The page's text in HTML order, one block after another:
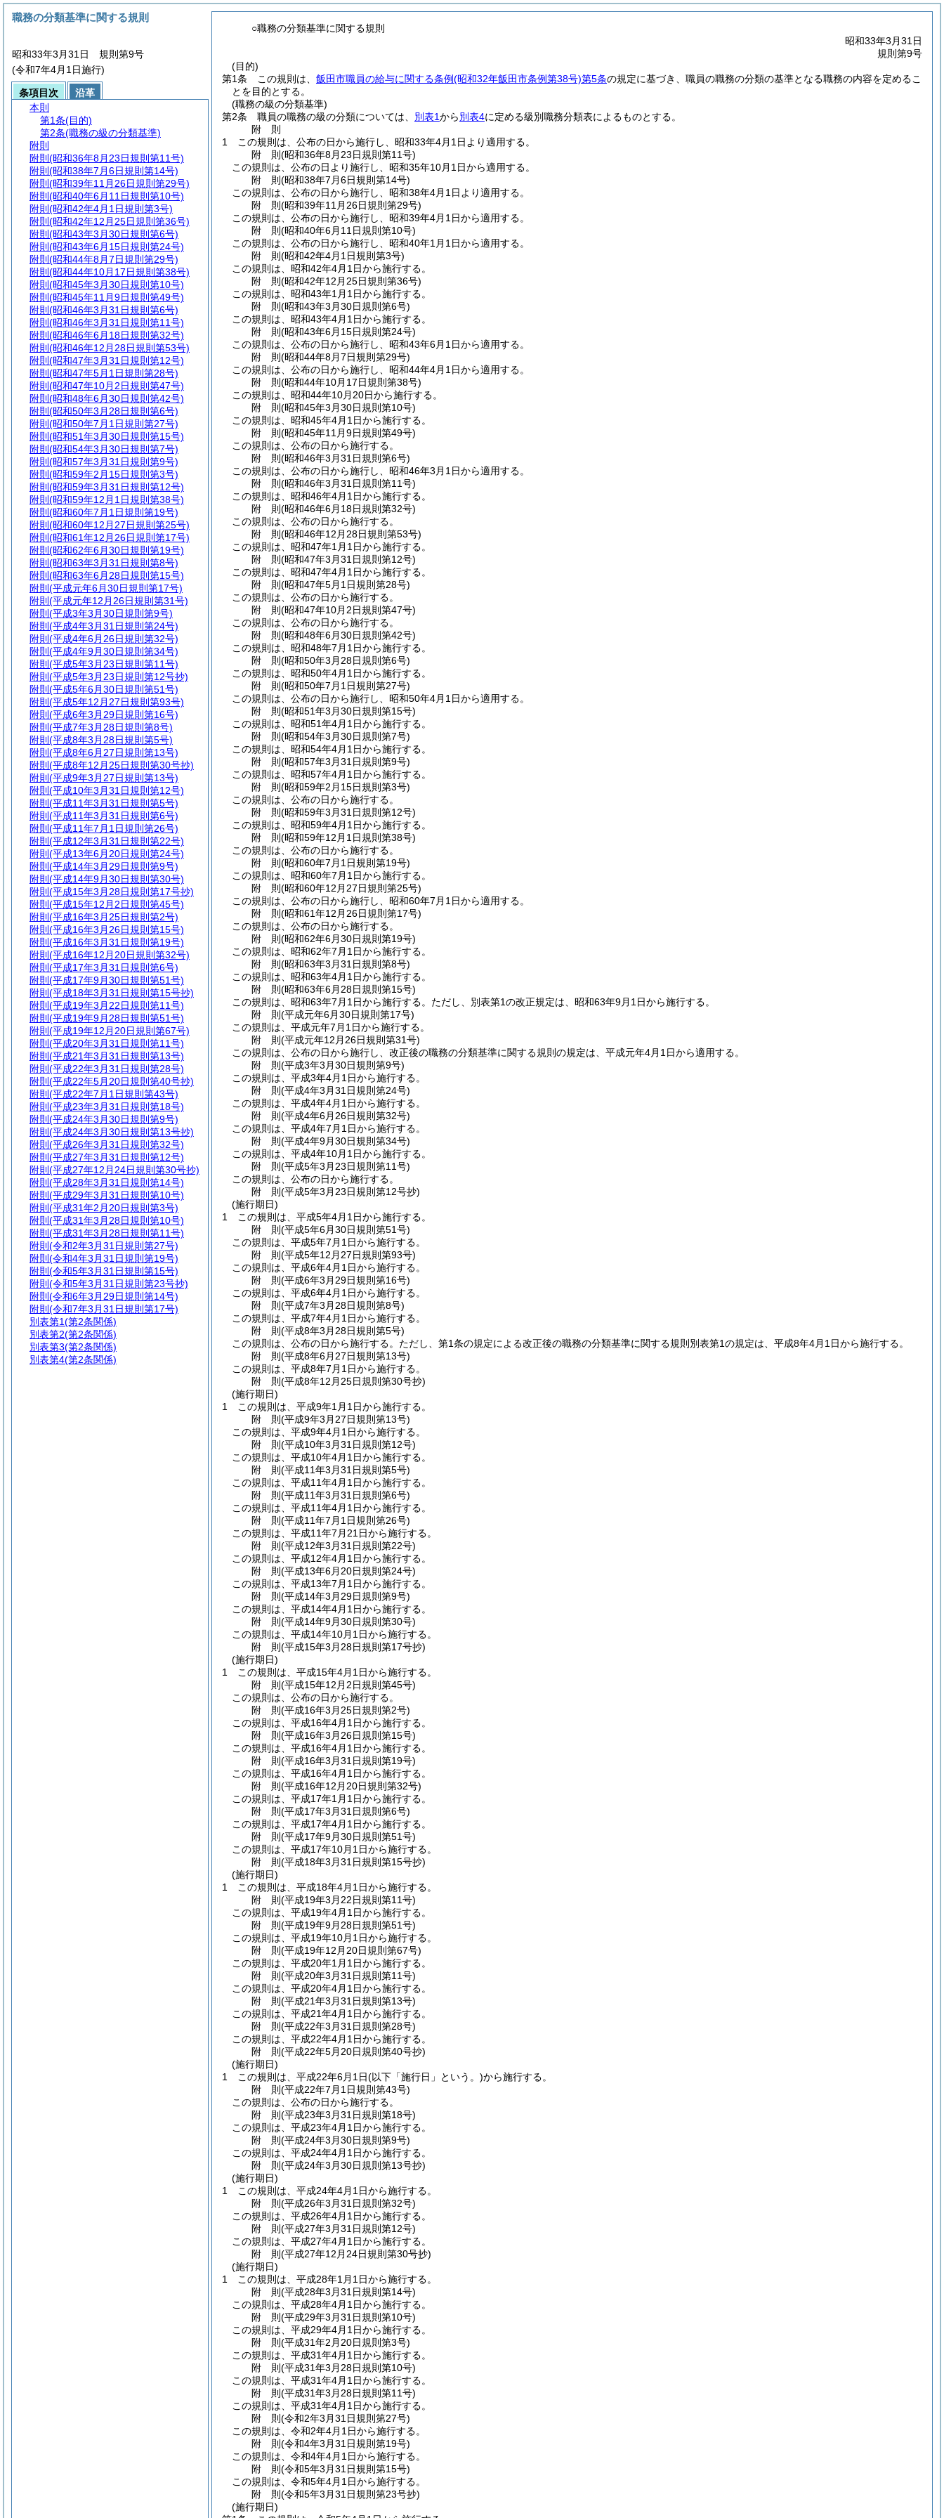
○職務の分類基準に関する規則
昭和33年3月31日
規則第9号
(目的)
第1条
この規則は、 飯田市職員の給与に関する条例(昭和32年飯田市条例第38号)第5条の規定に基づき、職員の職務の分類の基準となる職務の内容を定めるこ
とを目的とする。
(職務の級の分類基準)
第2条
職員の職務の級の分類については、 別表1から別表4に定める級別職務分類表によるものとする。
附 則
1
この規則は、公布の日から施行し、昭和33年4月1日より適用する。
附 則(昭和36年8月23日規則第11号)
この規則は、公布の日より施行し、昭和35年10月1日から適用する。
附 則(昭和38年7月6日規則第14号)
この規則は、公布の日から施行し、昭和38年4月1日より適用する。
附 則(昭和39年11月26日規則第29号)
この規則は、公布の日から施行し、昭和39年4月1日から適用する。
附 則(昭和40年6月11日規則第10号)
この規則は、公布の日から施行し、昭和40年1月1日から適用する。
附 則(昭和42年4月1日規則第3号)
この規則は、昭和42年4月1日から施行する。
附 則(昭和42年12月25日規則第36号)
この規則は、昭和43年1月1日から施行する。
附 則(昭和43年3月30日規則第6号)
この規則は、昭和43年4月1日から施行する。
附 則(昭和43年6月15日規則第24号)
この規則は、公布の日から施行し、昭和43年6月1日から適用する。
附 則(昭和44年8月7日規則第29号)
この規則は、公布の日から施行し、昭和44年4月1日から適用する。
附 則(昭和44年10月17日規則第38号)
この規則は、昭和44年10月20日から施行する。
附 則(昭和45年3月30日規則第10号)
この規則は、昭和45年4月1日から施行する。
附 則(昭和45年11月9日規則第49号)
この規則は、公布の日から施行する。
附 則(昭和46年3月31日規則第6号)
この規則は、公布の日から施行し、昭和46年3月1日から適用する。
附 則(昭和46年3月31日規則第11号)
この規則は、昭和46年4月1日から施行する。
附 則(昭和46年6月18日規則第32号)
この規則は、公布の日から施行する。
附 則(昭和46年12月28日規則第53号)
この規則は、昭和47年1月1日から施行する。
附 則(昭和47年3月31日規則第12号)
この規則は、昭和47年4月1日から施行する。
附 則(昭和47年5月1日規則第28号)
この規則は、公布の日から施行する。
附 則(昭和47年10月2日規則第47号)
この規則は、公布の日から施行する。
附 則(昭和48年6月30日規則第42号)
この規則は、昭和48年7月1日から施行する。
附 則(昭和50年3月28日規則第6号)
この規則は、昭和50年4月1日から施行する。
附 則(昭和50年7月1日規則第27号)
この規則は、公布の日から施行し、昭和50年4月1日から適用する。
附 則(昭和51年3月30日規則第15号)
この規則は、昭和51年4月1日から施行する。
附 則(昭和54年3月30日規則第7号)
この規則は、昭和54年4月1日から施行する。
附 則(昭和57年3月31日規則第9号)
この規則は、昭和57年4月1日から施行する。
附 則(昭和59年2月15日規則第3号)
この規則は、公布の日から施行する。
附 則(昭和59年3月31日規則第12号)
この規則は、昭和59年4月1日から施行する。
附 則(昭和59年12月1日規則第38号)
この規則は、公布の日から施行する。
附 則(昭和60年7月1日規則第19号)
この規則は、昭和60年7月1日から施行する。
附 則(昭和60年12月27日規則第25号)
この規則は、公布の日から施行し、昭和60年7月1日から適用する。
附 則(昭和61年12月26日規則第17号)
この規則は、公布の日から施行する。
附 則(昭和62年6月30日規則第19号)
この規則は、昭和62年7月1日から施行する。
附 則(昭和63年3月31日規則第8号)
この規則は、昭和63年4月1日から施行する。
附 則(昭和63年6月28日規則第15号)
この規則は、昭和63年7月1日から施行する。 ただし、別表第1の改正規定は、昭和63年9月1日から施行する。
附 則(平成元年6月30日規則第17号)
この規則は、平成元年7月1日から施行する。
附 則(平成元年12月26日規則第31号)
この規則は、公布の日から施行し、改正後の職務の分類基準に関する規則の規定は、平成元年4月1日から適用する。
附 則(平成3年3月30日規則第9号)
この規則は、平成3年4月1日から施行する。
附 則(平成4年3月31日規則第24号)
この規則は、平成4年4月1日から施行する。
附 則(平成4年6月26日規則第32号)
この規則は、平成4年7月1日から施行する。
附 則(平成4年9月30日規則第34号)
この規則は、平成4年10月1日から施行する。
附 則(平成5年3月23日規則第11号)
この規則は、公布の日から施行する。
附 則(平成5年3月23日規則第12号抄)
(施行期日)
1
この規則は、平成5年4月1日から施行する。
附 則(平成5年6月30日規則第51号)
この規則は、平成5年7月1日から施行する。
附 則(平成5年12月27日規則第93号)
この規則は、平成6年4月1日から施行する。
附 則(平成6年3月29日規則第16号)
この規則は、平成6年4月1日から施行する。
附 則(平成7年3月28日規則第8号)
この規則は、平成7年4月1日から施行する。
附 則(平成8年3月28日規則第5号)
この規則は、公布の日から施行する。 ただし、第1条の規定による改正後の職務の分類基準に関する規則別表第1の規定は、平成8年4月1日から施行する。
附 則(平成8年6月27日規則第13号)
この規則は、平成8年7月1日から施行する。
附 則(平成8年12月25日規則第30号抄)
(施行期日)
1
この規則は、平成9年1月1日から施行する。
附 則(平成9年3月27日規則第13号)
この規則は、平成9年4月1日から施行する。
附 則(平成10年3月31日規則第12号)
この規則は、平成10年4月1日から施行する。
附 則(平成11年3月31日規則第5号)
この規則は、平成11年4月1日から施行する。
附 則(平成11年3月31日規則第6号)
この規則は、平成11年4月1日から施行する。
附 則(平成11年7月1日規則第26号)
この規則は、平成11年7月21日から施行する。
附 則(平成12年3月31日規則第22号)
この規則は、平成12年4月1日から施行する。
附 則(平成13年6月20日規則第24号)
この規則は、平成13年7月1日から施行する。
附 則(平成14年3月29日規則第9号)
この規則は、平成14年4月1日から施行する。
附 則(平成14年9月30日規則第30号)
この規則は、平成14年10月1日から施行する。
附 則(平成15年3月28日規則第17号抄)
(施行期日)
1
この規則は、平成15年4月1日から施行する。
附 則(平成15年12月2日規則第45号)
この規則は、公布の日から施行する。
附 則(平成16年3月25日規則第2号)
この規則は、平成16年4月1日から施行する。
附 則(平成16年3月26日規則第15号)
この規則は、平成16年4月1日から施行する。
附 則(平成16年3月31日規則第19号)
この規則は、平成16年4月1日から施行する。
附 則(平成16年12月20日規則第32号)
この規則は、平成17年1月1日から施行する。
附 則(平成17年3月31日規則第6号)
この規則は、平成17年4月1日から施行する。
附 則(平成17年9月30日規則第51号)
この規則は、平成17年10月1日から施行する。
附 則(平成18年3月31日規則第15号抄)
(施行期日)
1
この規則は、平成18年4月1日から施行する。
附 則(平成19年3月22日規則第11号)
この規則は、平成19年4月1日から施行する。
附 則(平成19年9月28日規則第51号)
この規則は、平成19年10月1日から施行する。
附 則(平成19年12月20日規則第67号)
この規則は、平成20年1月1日から施行する。
附 則(平成20年3月31日規則第11号)
この規則は、平成20年4月1日から施行する。
附 則(平成21年3月31日規則第13号)
この規則は、平成21年4月1日から施行する。
附 則(平成22年3月31日規則第28号)
この規則は、平成22年4月1日から施行する。
附 則(平成22年5月20日規則第40号抄)
(施行期日)
1
この規則は、平成22年6月1日(以下「施行日」という。)から施行する。
附 則(平成22年7月1日規則第43号)
この規則は、公布の日から施行する。
附 則(平成23年3月31日規則第18号)
この規則は、平成23年4月1日から施行する。
附 則(平成24年3月30日規則第9号)
この規則は、平成24年4月1日から施行する。
附 則(平成24年3月30日規則第13号抄)
(施行期日)
1
この規則は、平成24年4月1日から施行する。
附 則(平成26年3月31日規則第32号)
この規則は、平成26年4月1日から施行する。
附 則(平成27年3月31日規則第12号)
この規則は、平成27年4月1日から施行する。
附 則(平成27年12月24日規則第30号抄)
(施行期日)
1
この規則は、平成28年1月1日から施行する。
附 則(平成28年3月31日規則第14号)
この規則は、平成28年4月1日から施行する。
附 則(平成29年3月31日規則第10号)
この規則は、平成29年4月1日から施行する。
附 則(平成31年2月20日規則第3号)
この規則は、平成31年4月1日から施行する。
附 則(平成31年3月28日規則第10号)
この規則は、平成31年4月1日から施行する。
附 則(平成31年3月28日規則第11号)
この規則は、平成31年4月1日から施行する。
附 則(令和2年3月31日規則第27号)
この規則は、令和2年4月1日から施行する。
附 則(令和4年3月31日規則第19号)
この規則は、令和4年4月1日から施行する。
附 則(令和5年3月31日規則第15号)
この規則は、令和5年4月1日から施行する。
附 則(令和5年3月31日規則第23号抄)
(施行期日)
職務の分類基準に関する規則
昭和33年3月31日 規則第9号
(令和7年4月1日施行)
条項目次
沿革
本則
第1条(目的)
第2条(職務の級の分類基準)
附則
附則 (昭和36年8月23日規則第11号)
附則 (昭和38年7月6日規則第14号)
附則 (昭和39年11月26日規則第29号)
附則 (昭和40年6月11日規則第10号)
附則 (昭和42年4月1日規則第3号)
附則 (昭和42年12月25日規則第36号)
附則 (昭和43年3月30日規則第6号)
附則 (昭和43年6月15日規則第24号)
附則 (昭和44年8月7日規則第29号)
附則 (昭和44年10月17日規則第38号)
附則 (昭和45年3月30日規則第10号)
附則 (昭和45年11月9日規則第49号)
附則 (昭和46年3月31日規則第6号)
附則 (昭和46年3月31日規則第11号)
附則 (昭和46年6月18日規則第32号)
附則 (昭和46年12月28日規則第53号)
附則 (昭和47年3月31日規則第12号)
附則 (昭和47年5月1日規則第28号)
附則 (昭和47年10月2日規則第47号)
附則 (昭和48年6月30日規則第42号)
附則 (昭和50年3月28日規則第6号)
附則 (昭和50年7月1日規則第27号)
附則 (昭和51年3月30日規則第15号)
附則 (昭和54年3月30日規則第7号)
附則 (昭和57年3月31日規則第9号)
附則 (昭和59年2月15日規則第3号)
附則 (昭和59年3月31日規則第12号)
附則 (昭和59年12月1日規則第38号)
附則 (昭和60年7月1日規則第19号)
附則 (昭和60年12月27日規則第25号)
附則 (昭和61年12月26日規則第17号)
附則 (昭和62年6月30日規則第19号)
附則 (昭和63年3月31日規則第8号)
附則 (昭和63年6月28日規則第15号)
附則 (平成元年6月30日規則第17号)
附則 (平成元年12月26日規則第31号)
附則 (平成3年3月30日規則第9号)
附則 (平成4年3月31日規則第24号)
附則 (平成4年6月26日規則第32号)
附則 (平成4年9月30日規則第34号)
附則 (平成5年3月23日規則第11号)
附則 (平成5年3月23日規則第12号抄)
附則 (平成5年6月30日規則第51号)
附則 (平成5年12月27日規則第93号)
附則 (平成6年3月29日規則第16号)
附則 (平成7年3月28日規則第8号)
附則 (平成8年3月28日規則第5号)
附則 (平成8年6月27日規則第13号)
附則 (平成8年12月25日規則第30号抄)
附則 (平成9年3月27日規則第13号)
附則 (平成10年3月31日規則第12号)
附則 (平成11年3月31日規則第5号)
附則 (平成11年3月31日規則第6号)
附則 (平成11年7月1日規則第26号)
附則 (平成12年3月31日規則第22号)
附則 (平成13年6月20日規則第24号)
附則 (平成14年3月29日規則第9号)
附則 (平成14年9月30日規則第30号)
附則 (平成15年3月28日規則第17号抄)
附則 (平成15年12月2日規則第45号)
附則 (平成16年3月25日規則第2号)
附則 (平成16年3月26日規則第15号)
附則 (平成16年3月31日規則第19号)
附則 (平成16年12月20日規則第32号)
附則 (平成17年3月31日規則第6号)
附則 (平成17年9月30日規則第51号)
附則 (平成18年3月31日規則第15号抄)
附則 (平成19年3月22日規則第11号)
附則 (平成19年9月28日規則第51号)
附則 (平成19年12月20日規則第67号)
附則 (平成20年3月31日規則第11号)
附則 (平成21年3月31日規則第13号)
附則 (平成22年3月31日規則第28号)
附則 (平成22年5月20日規則第40号抄)
附則 (平成22年7月1日規則第43号)
附則 (平成23年3月31日規則第18号)
附則 (平成24年3月30日規則第9号)
附則 (平成24年3月30日規則第13号抄)
附則 (平成26年3月31日規則第32号)
附則 (平成27年3月31日規則第12号)
附則 (平成27年12月24日規則第30号抄)
附則 (平成28年3月31日規則第14号)
附則 (平成29年3月31日規則第10号)
附則 (平成31年2月20日規則第3号)
附則 (平成31年3月28日規則第10号)
附則 (平成31年3月28日規則第11号)
附則 (令和2年3月31日規則第27号)
附則 (令和4年3月31日規則第19号)
附則 (令和5年3月31日規則第15号)
附則 (令和5年3月31日規則第23号抄)
附則 (令和6年3月29日規則第14号)
附則 (令和7年3月31日規則第17号)
別表第1(第2条関係)
別表第2(第2条関係)
別表第3(第2条関係)
別表第4(第2条関係)